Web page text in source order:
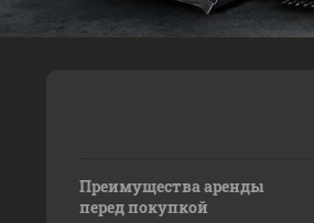
Преимущества аренды
перед покупкой